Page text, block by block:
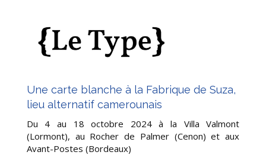
Une carte blanche à la Fabrique de Suza,
lieu alternatif camerounais
Du 4 au 18 octobre 2024 à la Villa Valmont
(Lormont), au Rocher de Palmer (Cenon) et aux
Avant-Postes (Bordeaux)